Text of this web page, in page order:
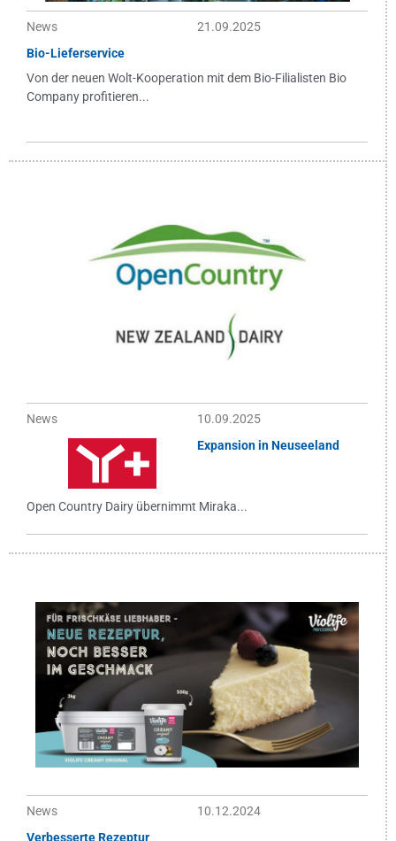
News
21.09.2025
Bio-Lieferservice
Von der neuen Wolt-Kooperation mit dem Bio-Filialisten Bio
Company profitieren...
News
10.09.2025
Expansion in Neuseeland
Open Country Dairy übernimmt Miraka...
News
10.12.2024
Verbesserte Rezeptur